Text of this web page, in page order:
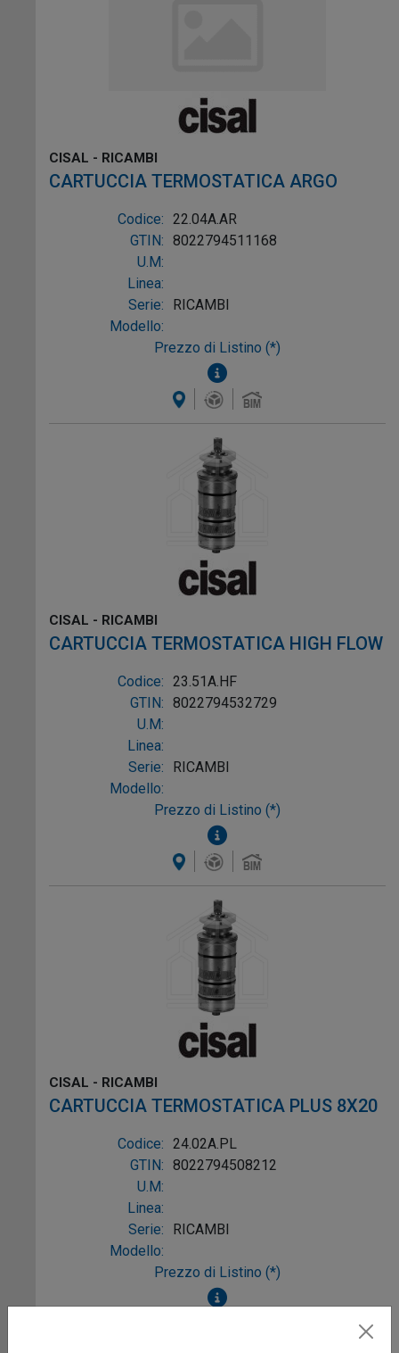
CISAL - RICAMBI
CARTUCCIA TERMOSTATICA ARGO
Codice: 22.04A.AR
GTIN: 8022794511168
U.M:
Linea:
Serie:
RICAMBI
Modello:
Prezzo di Listino (*)
CISAL - RICAMBI
CARTUCCIA TERMOSTATICA HIGH FLOW
Codice: 23.51A.HF
GTIN: 8022794532729
U.M:
Linea:
Serie:
RICAMBI
Modello:
Prezzo di Listino (*)
CISAL - RICAMBI
CARTUCCIA TERMOSTATICA PLUS 8X20
Codice: 24.02A.PL
GTIN: 8022794508212
U.M:
Linea:
Serie:
RICAMBI
Modello:
Prezzo di Listino (*)